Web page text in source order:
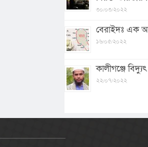
৩০/০৩/২০২২
বেরাইদঃ এক
১৬/০৫/২০২২
কালীগঞ্জে
২২/০৭/২০২২